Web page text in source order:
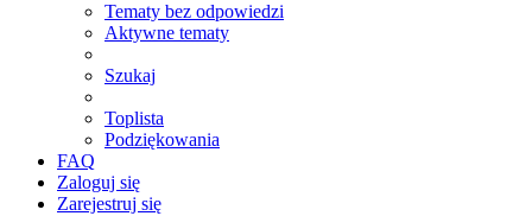
Tematy bez odpowiedzi
Aktywne tematy
Szukaj
Toplista
Podziękowania
FAQ
Zaloguj się
Zarejestruj się